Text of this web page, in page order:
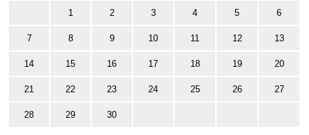
1 2 3 4 5 6
7 8 9 10 11 12 13
14 15 16 17 18 19 20
21 22 23 24 25 26 27
28 29 30